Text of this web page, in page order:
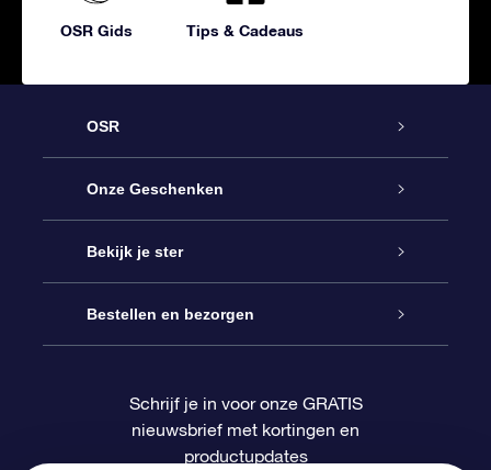
OSR Gids Tips & Cadeaus
OSR
Service
Contact
Blog
OSR Recensies
Onze Geschenken
Online Star Gift
OSR Cadeaupakket
OSR Cadeaukaart
Bekijk je ster
Sterrenregister
Gepersonaliseerde sterrenpagina
Bestellen en bezorgen
Betalingsinformatie
Schrijf je in voor onze GRATIS
nieuwsbrief met kortingen en
productupdates